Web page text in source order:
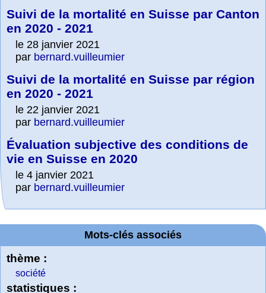
Suivi de la mortalité en Suisse par Canton
en 2020 - 2021
le 28 janvier 2021
par bernard.vuilleumier
Suivi de la mortalité en Suisse par région
en 2020 - 2021
le 22 janvier 2021
par bernard.vuilleumier
Évaluation subjective des conditions de
vie en Suisse en 2020
le 4 janvier 2021
par bernard.vuilleumier
Mots-clés associés
thème :
société
statistiques :